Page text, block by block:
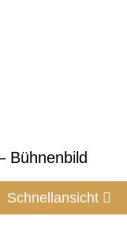
Bühnenbild
Schnellansicht